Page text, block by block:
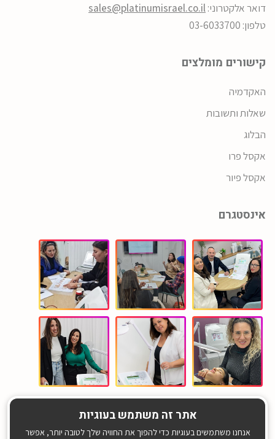
אתר זה משתמש בעוגיות
אנחנו משתמשים בעוגיות כדי להפוך את החוויה שלך לטובה יותר, אפשר
דואר אלקטרוני:sales@platinumisrael.co.il
טלפון: 03-6033700
קישורים מומלצים
האקדמיה
שאלות ותשובות
הבלוג
אקסל פרו
אקסל פיור
אינסטגרם